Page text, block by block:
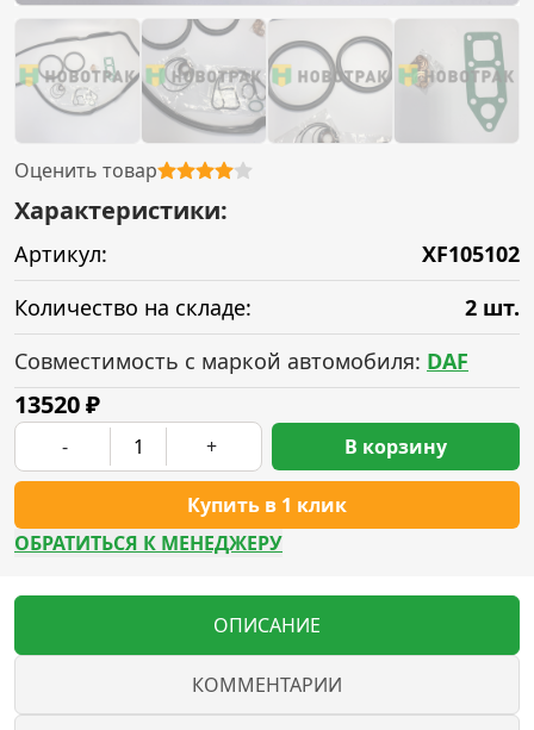
Оценить товар
Характеристики:
Артикул:
XF105102
Количество на складе:
2 шт.
Совместимость с маркой автомобиля: DAF
13520₽
- +
Купить в 1 клик
В корзину
ОБРАТИТЬСЯ К МЕНЕДЖЕРУ
ОПИСАНИЕ
КОММЕНТАРИИ